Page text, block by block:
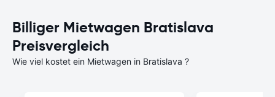
Billiger Mietwagen Bratislava
Preisvergleich
Wie viel kostet ein Mietwagen in Bratislava ?